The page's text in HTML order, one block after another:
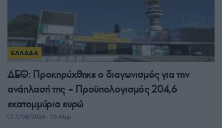
ΕΛΛΑΔΑ
ΔΕΘ: Προκηρύχθηκε ο διαγωνισμός για την
ανάπλασή της – Προϋπολογισμός 204,6
εκατομμύρια ευρώ
7/08/2026 - 10:43μμ